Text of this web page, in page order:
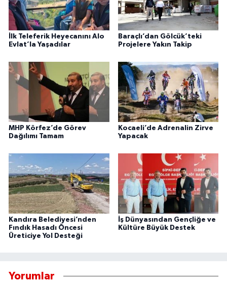
İlk Teleferik Heyecanını Alo
Evlat’la Yaşadılar
Baraçlı’dan Gölcük’teki
Projelere Yakın Takip
MHP Körfez’de Görev
Dağılımı Tamam
Kocaeli’de Adrenalin Zirve
Yapacak
Kandıra Belediyesi’nden
Fındık Hasadı Öncesi
Üreticiye Yol Desteği
İş Dünyasından Gençliğe ve
Kültüre Büyük Destek
Yorumlar